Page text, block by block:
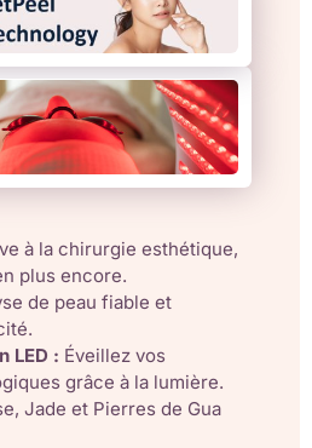
à la chirurgie esthétique,
plus encore.
de peau fiable et
LED : Éveillez vos
grâce à la lumière.
Jade et Pierres de Gua